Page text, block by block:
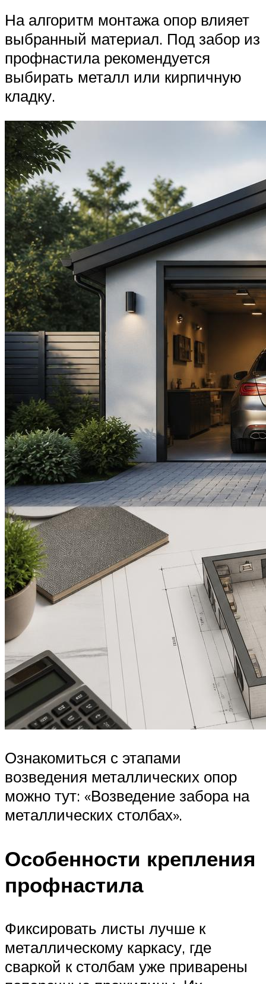
На алгоритм монтажа опор влияет
выбранный материал. Под забор из
профнастила рекомендуется
выбирать металл или кирпичную
кладку.
Ознакомиться с этапами
возведения металлических опор
можно тут: «Возведение забора на
металлических столбах».
Особенности крепления
профнастила
Фиксировать листы лучше к
металлическому каркасу, где
сваркой к столбам уже приварены